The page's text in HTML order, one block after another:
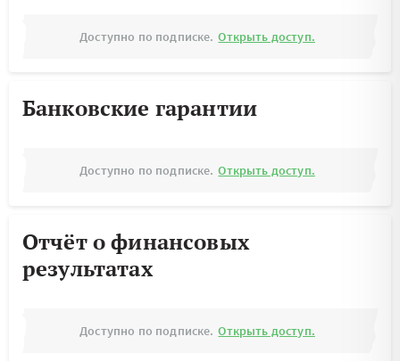
Доступно по подписке. Открыть доступ.
Банковские гарантии
Доступно по подписке. Открыть доступ.
Отчёт о финансовых
результатах
Доступно по подписке. Открыть доступ.